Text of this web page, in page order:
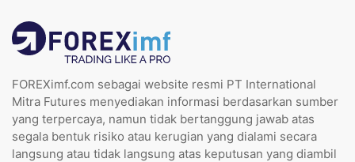
FOREXimf.com sebagai website resmi PT International
Mitra Futures menyediakan informasi berdasarkan sumber
yang terpercaya, namun tidak bertanggung jawab atas
segala bentuk risiko atau kerugian yang dialami secara
langsung atau tidak langsung atas keputusan yang diambil